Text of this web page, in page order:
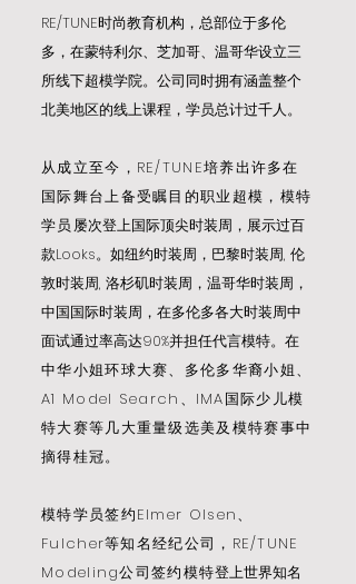
RE/TUNE时尚教育机构，总部位于多伦
多，在蒙特利尔、芝加哥、温哥华设立三
所线下超模学院。公司同时拥有涵盖整个
北美地区的线上课程，学员总计过千人。
从成立至今，RE/TUNE培养出许多在
国际舞台上备受瞩目的职业超模，模特
学员屡次登上国际顶尖时装周，展示过百
款Looks。如纽约时装周，巴黎时装周, 伦
敦时装周, 洛杉矶时装周，温哥华时装周，
中国国际时装周，在多伦多各大时装周中
面试通过率高达90%并担任代言模特。 在
中华小姐环球大赛、多伦多华裔小姐、
A1 Model Search、IMA国际少儿模
特大赛等几大重量级选美及模特赛事中
摘得桂冠。
模特学员签约Elmer Olsen、
Fulcher等知名经纪公司，RE/TUNE
Modeling公司签约模特登上世界知名